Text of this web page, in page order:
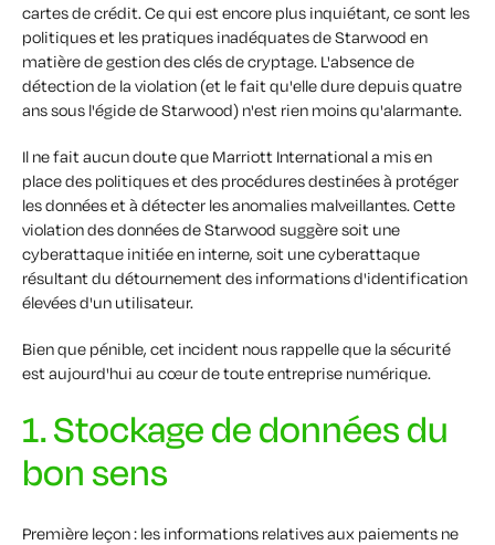
cartes de crédit. Ce qui est encore plus inquiétant, ce sont les
politiques et les pratiques inadéquates de Starwood en
matière de gestion des clés de cryptage. L'absence de
détection de la violation (et le fait qu'elle dure depuis quatre
ans sous l'égide de Starwood) n'est rien moins qu'alarmante.
Il ne fait aucun doute que Marriott International a mis en
place des politiques et des procédures destinées à protéger
les données et à détecter les anomalies malveillantes. Cette
violation des données de Starwood suggère soit une
cyberattaque initiée en interne, soit une cyberattaque
résultant du détournement des informations d'identification
élevées d'un utilisateur.
Bien que pénible, cet incident nous rappelle que la sécurité
est aujourd'hui au cœur de toute entreprise numérique.
1. Stockage de données du
bon sens
Première leçon : les informations relatives aux paiements ne